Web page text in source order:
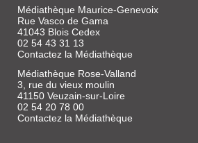
Médiathèque Maurice-Genevoix
Rue Vasco de Gama
41043 Blois Cedex
02 54 43 31 13
Contactez la Médiathèque
Médiathèque Rose-Valland
3, rue du vieux moulin
41150 Veuzain-sur-Loire
02 54 20 78 00
Contactez la Médiathèque